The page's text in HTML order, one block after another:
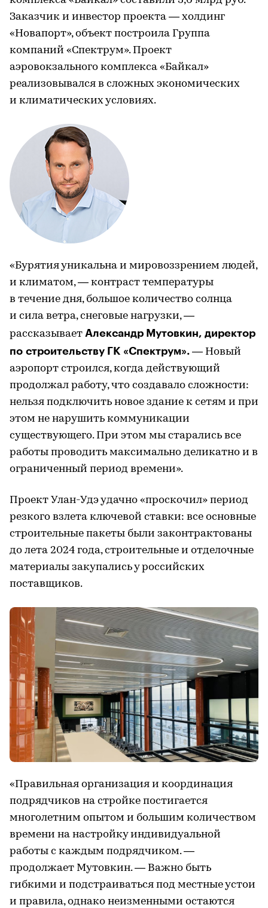
Заказчик и инвестор проекта — холдинг
«Новапорт», объект построила Группа
компаний «Спектрум». Проект
аэровокзального комплекса «Байкал»
реализовывался в сложных экономических
и климатических условиях.
«Бурятия уникальна и мировоззрением людей,
и климатом, — контраст температуры
в течение дня, большое количество солнца
и сила ветра, снеговые нагрузки, —
рассказывает Александр Мутовкин, директор
по строительству ГК «Спектрум». — Новый
аэропорт строился, когда действующий
продолжал работу, что создавало сложности:
нельзя подключить новое здание к сетям и при
этом не нарушить коммуникации
существующего. При этом мы старались все
работы проводить максимально деликатно и в
ограниченный период времени».
Проект Улан-Удэ удачно «проскочил» период
резкого взлета ключевой ставки: все основные
строительные пакеты были законтрактованы
до лета 2024 года, строительные и отделочные
материалы закупались у российских
поставщиков.
«Правильная организация и координация
подрядчиков на стройке постигается
многолетним опытом и большим количеством
времени на настройку индивидуальной
работы с каждым подрядчиком. —
продолжает Мутовкин. — Важно быть
гибкими и подстраиваться под местные устои
и правила, однако неизменными остаются